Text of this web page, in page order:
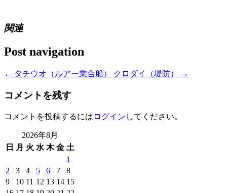
関連
Post navigation
← タチウオ（ルアー乗合船） クロダイ（堤防） →
コメントを残す
コメントを投稿するには ログイン してください。
2026年8月
日
月 火 水 木 金 土
1
2
3 4 5 6 7
8
9
10 11 12 13 14 15